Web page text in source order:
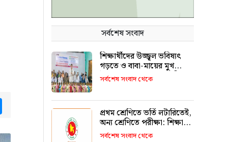
সর্বশেষ সংবাদ
শিক্ষার্থীদের উজ্জ্বল ভবিষ্যৎ
গড়তে ও বাবা-মায়ের মুখ
উজ্জ্বল করতে কার্যকর ভূমিকা
রাখবে : কয়েস লোদী
সর্বশেষ সংবাদ থেকে
প্রথম শ্রেণিতে ভর্তি লটারিতেই,
অন্য শ্রেণিতে পরীক্ষা: শিক্ষা
মন্ত্রণালয়
সর্বশেষ সংবাদ থেকে